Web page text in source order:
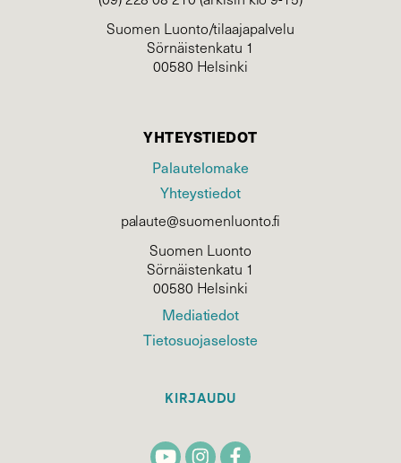
Suomen Luonto/tilaajapalvelu
Sörnäistenkatu 1
00580 Helsinki
YHTEYSTIEDOT
Palautelomake
Yhteystiedot
palaute@suomenluonto.fi
Suomen Luonto
Sörnäistenkatu 1
00580 Helsinki
Mediatiedot
Tietosuojaseloste
KIRJAUDU